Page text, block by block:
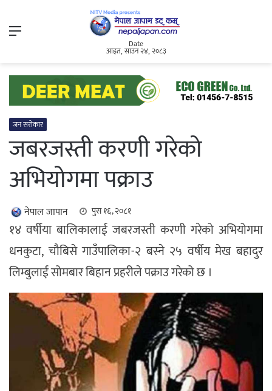
Menu
Date
आइत, साउन २४, २०८३
जन सरोकार
जबरजस्ती करणी गरेको
अभियोगमा पक्राउ
नेपाल जापान पुस १६, २०८१
१४ वर्षीया बालिकालाई जबरजस्ती करणी गरेको अभियोगमा
धनकुटा, चौबिसे गाउँपालिका-२ बस्ने २५ वर्षीय मेख बहादुर
लिम्बुलाई सोमबार बिहान प्रहरीले पक्राउ गरेको छ ।